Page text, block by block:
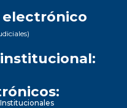
electrónico